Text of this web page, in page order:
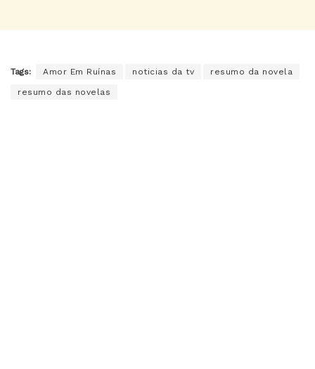
Tags: Amor Em Ruínas noticias da tv resumo da novela
resumo das novelas